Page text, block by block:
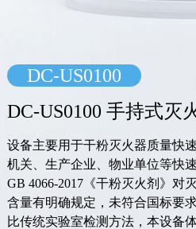
DC-US0100
DC-US0100 手持式灭
设备主要用于干粉灭火器质量快
机关、生产企业、物业单位等快
GB 4066-2017《干粉灭火剂》对
含量有明确规定，未符合国标要
比传统实验室检测方法，本设备